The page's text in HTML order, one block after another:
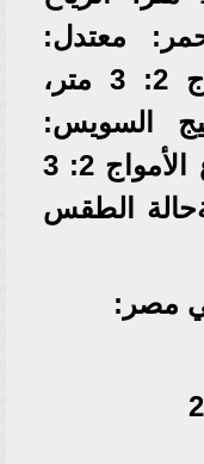
معتدل:
مضطرب، ارتفاع الأمواج 2: 3 متر،
السويس:
معتدل: مضطرب، ارتفاع الأمواج 2: 3
الطقس
مصر: